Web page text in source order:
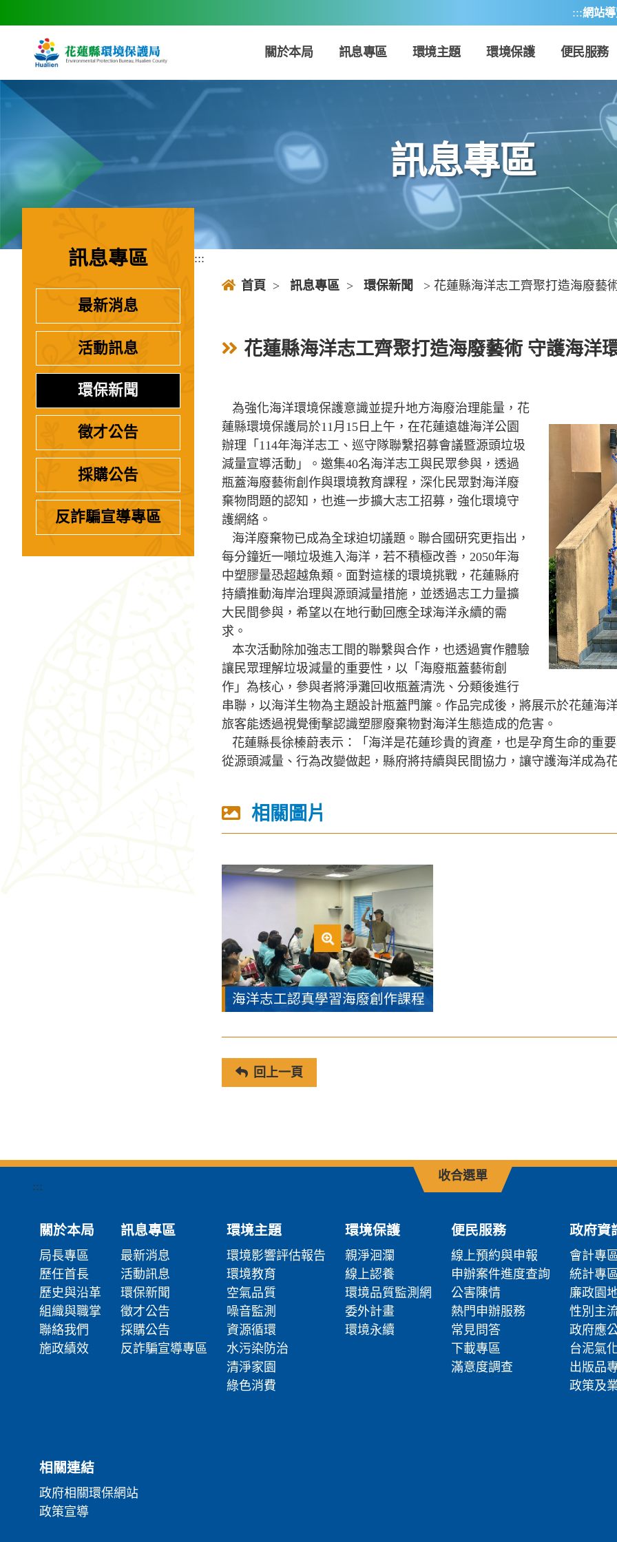
:::網站
關於本局 訊息專區 環境主題 環境保護 便民服務
訊息專區
訊息專區
最新消息
活動訊息
環保新聞
徵才公告
採購公告
反詐騙宣導專區
:::
首頁 > 訊息專區 > 環保新聞 > 花蓮縣海洋志工齊聚打造海廢藝
花蓮縣海洋志工齊聚打造海廢藝術 守護海洋
為強化海洋環境保護意識並提升地方海廢治理能量，花
蓮縣環境保護局於11月15日上午，在花蓮遠雄海洋公園
辦理「114年海洋志工、巡守隊聯繫招募會議暨源頭垃圾
減量宣導活動」。邀集40名海洋志工與民眾參與，透過
瓶蓋海廢藝術創作與環境教育課程，深化民眾對海洋廢
棄物問題的認知，也進一步擴大志工招募，強化環境守
護網絡。
海洋廢棄物已成為全球迫切議題。聯合國研究更指出，
每分鐘近一噸垃圾進入海洋，若不積極改善，2050年海
中塑膠量恐超越魚類。面對這樣的環境挑戰，花蓮縣府
持續推動海岸治理與源頭減量措施，並透過志工力量擴
大民間參與，希望以在地行動回應全球海洋永續的需
求。
本次活動除加強志工間的聯繫與合作，也透過實作體驗
讓民眾理解垃圾減量的重要性，以「海廢瓶蓋藝術創
作」為核心，參與者將淨灘回收瓶蓋清洗、分類後進行
串聯，以海洋生物為主題設計瓶蓋門簾。作品完成後，將展示於花蓮海
旅客能透過視覺衝擊認識塑膠廢棄物對海洋生態造成的危害。
花蓮縣長徐榛蔚表示：「海洋是花蓮珍貴的資產，也是孕育生命的重
從源頭減量、行為改變做起，縣府將持續與民間協力，讓守護海洋成為
相關圖片
海洋志工認真學習海廢創作課程
回上一頁
收合選單
:::
關於本局
局長專區
歷任首長
歷史與沿革
組織與職掌
聯絡我們
施政績效
訊息專區
最新消息
活動訊息
環保新聞
徵才公告
採購公告
反詐騙宣導專區
環境主題
環境影響評估報告
環境教育
空氣品質
噪音監測
資源循環
水污染防治
清淨家園
綠色消費
環境保護
親淨洄瀾
線上認養
環境品質監測網
委外計畫
環境永續
便民服務
線上預約與申報
申辦案件進度查詢
公害陳情
熱門申辦服務
常見問答
下載專區
滿意度調查
政府資
會計專
統計專
廉政園
性別主
政府應
台泥氣
出版品
政策及
相關連結
政府相關環保網站
政策宣導